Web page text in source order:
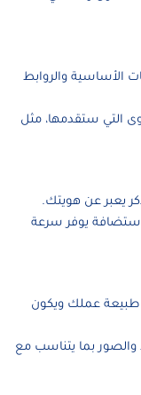
والروابط
التي ستقدمها، مثل
يعبر عن هويتك.
يوفر سرعة
طبيعة عملك ويكون
بما يتناسب مع